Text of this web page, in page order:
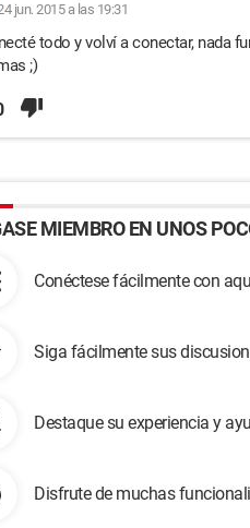
jun. 2015 a las 19:31
todo y volví a conectar, nada
;)
MIEMBRO EN UNOS
Conéctese fácilmente con
Siga fácilmente sus
Destaque su experiencia y
Disfrute de muchas